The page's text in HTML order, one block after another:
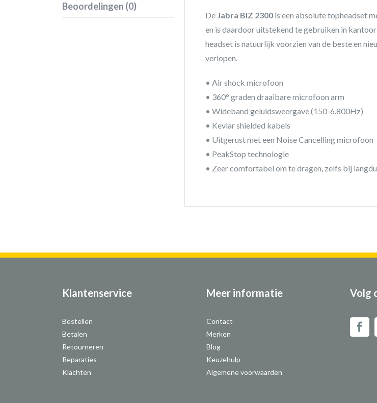
Beoordelingen (0)
De Jabra BIZ 2300 is een absolute topheadset
en is daardoor uitstekend te gebruiken in
headset is natuurlijk voorzien van de beste en
verlopen.
• Air shock microfoon
• 360° graden draaibare microfoon arm
• Wideband geluidsweergave (150-6.800Hz)
• Kevlar shielded kabels
• Uitgerust met een Noise Cancelling microfoon
• PeakStop technologie
• Zeer comfortabel om te dragen, zelfs bij
Klantenservice
Bestellen
Betalen
Retourneren
Reparaties
Klachten
Meer informatie
Contact
Merken
Blog
Keuzehulp
Algemene voorwaarden
Volg